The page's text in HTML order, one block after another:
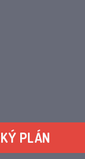
PLÁN